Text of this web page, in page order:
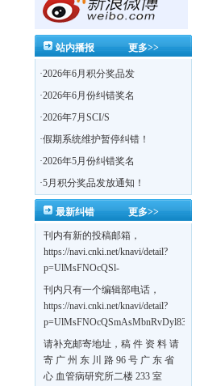
更多>>
站内播报
·2026年6月积分奖品发
·2026年6月份纠错奖名
·2026年7月SCI/S
·假期系统维护暂停纠错！
·2026年5月份纠错奖名
·5月积分奖品发放通知！
更多>>
最新纠错
刊内有新的投稿邮箱，
https://navi.cnki.net/knavi/detail?
p=UlMsFNOcQSl-
刊内只有一个编辑部电话，
https://navi.cnki.net/knavi/detail?
w7VFJdSWT5tem1RQ5W2sC5HRG-
S8mH75DuljrTVfVeoXxT4L0b-
请补充邮寄地址，稿 件 资 料 请
寄 广 州 东 川 路 96 号 广 东 省
心 血管病研究所二楼 233 室